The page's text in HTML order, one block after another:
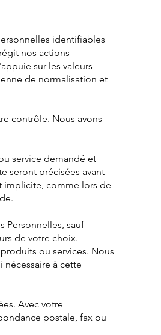
identifiables
nos actions
sur les valeurs
de normalisation et
contrôle. Nous avons
service demandé et
seront précisées avant
implicite, comme lors de
Personnelles, sauf
de votre choix.
ou services. Nous
à cette
Avec votre
postale, fax ou